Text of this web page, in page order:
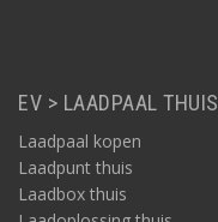
EV > LAADPAAL THUIS
Laadpaal kopen
Laadpunt thuis
Laadbox thuis